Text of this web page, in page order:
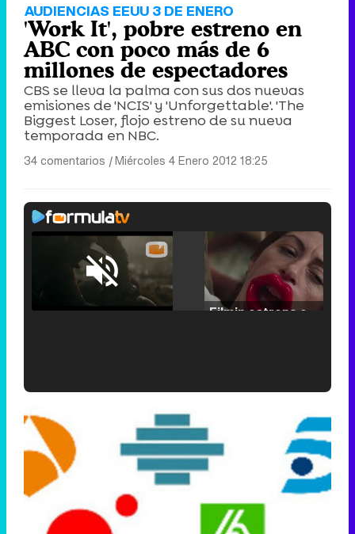
AUDIENCIAS EEUU 3 DE ENERO
'Work It', pobre estreno en
ABC con poco más de 6
millones de espectadores
CBS se lleva la palma con sus dos nuevas
emisiones de 'NCIS' y 'Unforgettable'. 'The
Biggest Loser, flojo estreno de su nueva
temporada en NBC.
34 comentarios |Miércoles 4 Enero 2012 18:25
Unmute /
Loaded:
25.30%
Tráiler de '33 días', la nueva serie de Atresplayer con Julián Villagrán y José Manuel Poga